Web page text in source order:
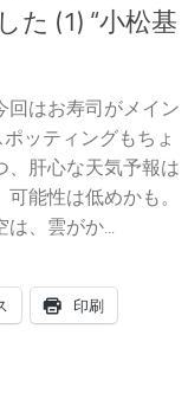
た (1) “小松基
回はお寿司がメイン
ッティングもちょ
、肝心な天気予報は
能性は低めかも。
は、雲がか...
印刷